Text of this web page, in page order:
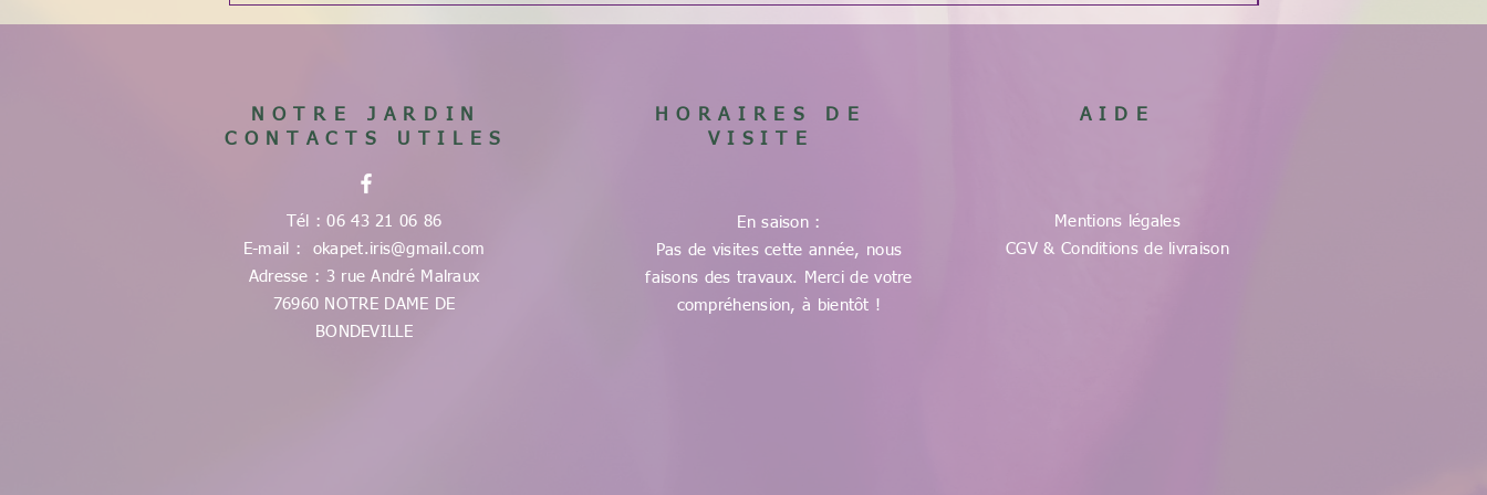
NOTRE JARDIN
CONTACTS UTILES
HORAIRES DE
VISITE
AIDE
Tél : 06 43 21 06 86
E-mail : okapet.iris@gmail.com
Adresse : 3 rue André Malraux
76960 NOTRE DAME DE
BONDEVILLE
En saison :
Pas de visites cette année, nous
faisons des travaux. Merci de votre
compréhension, à bientôt !
Mentions légales
CGV & Conditions de livraison